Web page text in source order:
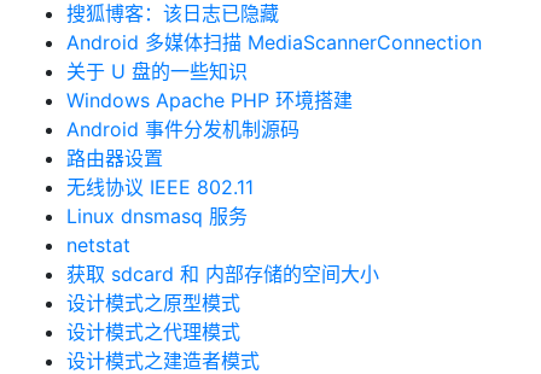
搜狐博客：该日志已隐藏
Android 多媒体扫描 MediaScannerConnection
关于 U 盘的一些知识
Windows Apache PHP 环境搭建
Android 事件分发机制源码
路由器设置
无线协议 IEEE 802.11
Linux dnsmasq 服务
netstat
获取 sdcard 和 内部存储的空间大小
设计模式之原型模式
设计模式之代理模式
设计模式之建造者模式